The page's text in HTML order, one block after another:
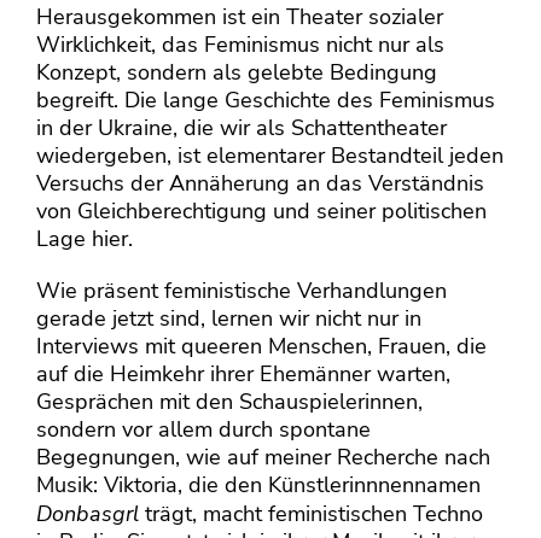
Herausgekommen ist ein Theater sozialer
Wirklichkeit, das Feminismus nicht nur als
Konzept, sondern als gelebte Bedingung
begreift. Die lange Geschichte des Feminismus
in der Ukraine, die wir als Schattentheater
wiedergeben, ist elementarer Bestandteil jeden
Versuchs der Annäherung an das Verständnis
von Gleichberechtigung und seiner politischen
Lage hier.
Wie präsent feministische Verhandlungen
gerade jetzt sind, lernen wir nicht nur in
Interviews mit queeren Menschen, Frauen, die
auf die Heimkehr ihrer Ehemänner warten,
Gesprächen mit den Schauspielerinnen,
sondern vor allem durch spontane
Begegnungen, wie auf meiner Recherche nach
Musik: Viktoria, die den Künstlerinnnennamen
Donbasgrl trägt, macht feministischen Techno